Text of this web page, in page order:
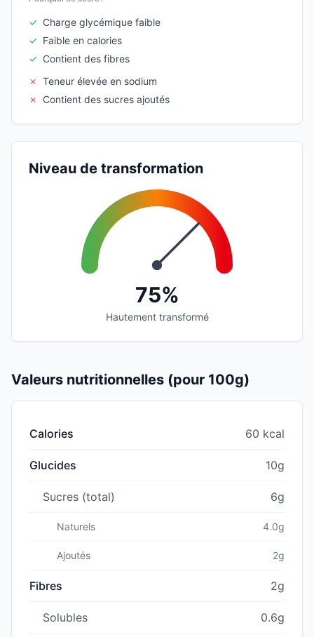
✓ Charge glycémique faible
✓ Faible en calories
✓ Contient des fibres
✗ Teneur élevée en sodium
✗
Contient des sucres ajoutés
Niveau de transformation
75%
Hautement transformé
Valeurs nutritionnelles (pour 100g)
Calories 60 kcal
Glucides 10g
Sucres (total) 6g
Naturels 4.0g
Ajoutés 2g
Fibres 2g
Solubles 0.6g